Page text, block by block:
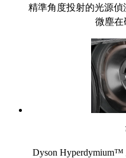
精準角度投射的光源
微塵在
Dyson Hyperdymium™